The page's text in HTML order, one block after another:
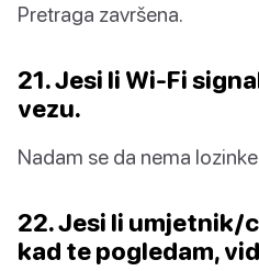
Pretraga završena.
21. Jesi li Wi-Fi
vezu.
Nadam se da nema
22. Jesi li umjetnik/
kad te pogledam,